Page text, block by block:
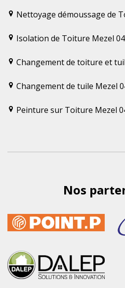
Nettoyage démoussage de
Isolation de Toiture Mezel
Changement de toiture et
Changement de tuile Mezel
Peinture sur Toiture Mezel
Nos